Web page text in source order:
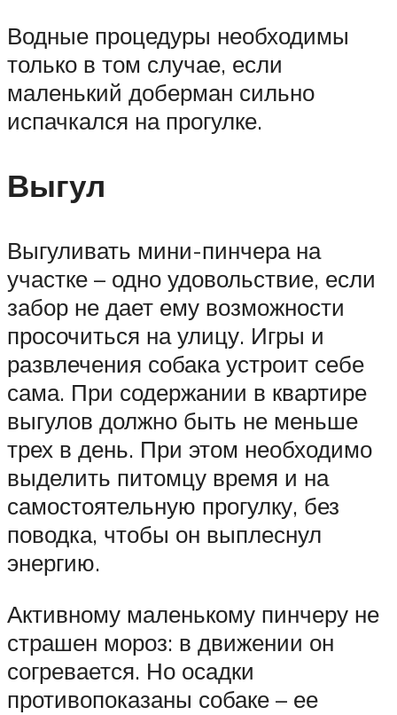
Водные процедуры необходимы
только в том случае, если
маленький доберман сильно
испачкался на прогулке.
Выгул
Выгуливать мини-пинчера на
участке – одно удовольствие, если
забор не дает ему возможности
просочиться на улицу. Игры и
развлечения собака устроит себе
сама. При содержании в квартире
выгулов должно быть не меньше
трех в день. При этом необходимо
выделить питомцу время и на
самостоятельную прогулку, без
поводка, чтобы он выплеснул
энергию.
Активному маленькому пинчеру не
страшен мороз: в движении он
согревается. Но осадки
противопоказаны собаке – ее